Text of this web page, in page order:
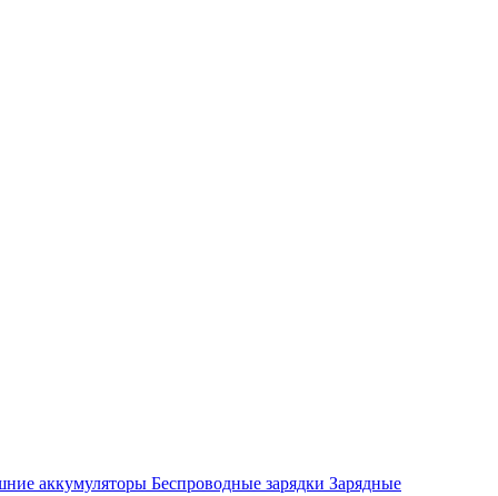
аккумуляторы Беспроводные зарядки Зарядные